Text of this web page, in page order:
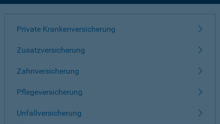
Private Krankenversicherung
Zusatzversicherung
Zahnversicherung
Pflegeversicherung
Unfallversicherung